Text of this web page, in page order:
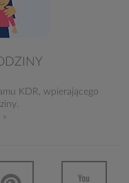
KDR, wpierającego